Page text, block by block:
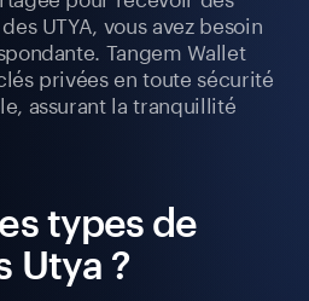
UTYA, vous avez besoin
Tangem Wallet
privées en toute sécurité
assurant la tranquillité
types de
Utya ?